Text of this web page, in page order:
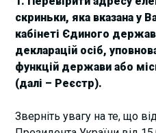
скриньки, яка вказана у
кабінеті Єдиного
декларацій осіб,
функцій держави або
(далі – Реєстр).
Зверніть увагу на те, що